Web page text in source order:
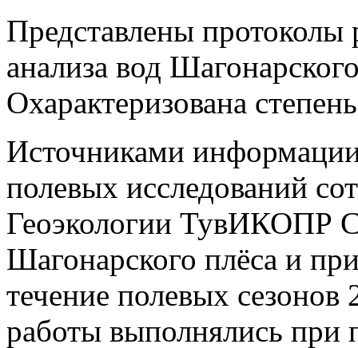
Представлены протоколы
анализа вод
Охарактеризована
Источниками
полевых исследований
Геоэкологии ТувИКОПР
Шагонарского плёса и
течение полевых сезонов
работы выполнялись